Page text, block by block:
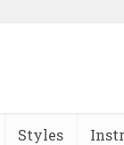
Styles